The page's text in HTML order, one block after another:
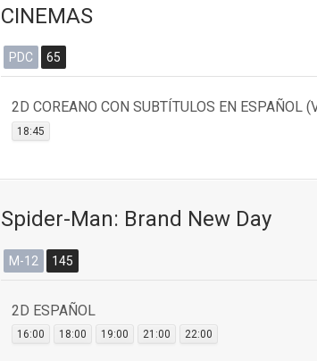
CINEMAS
PDC 65
2D COREANO CON SUBTÍTULOS EN ESPAÑOL
18:45
Spider-Man: Brand New Day
M-12 145
2D ESPAÑOL
16:00 18:00 19:00 21:00 22:00